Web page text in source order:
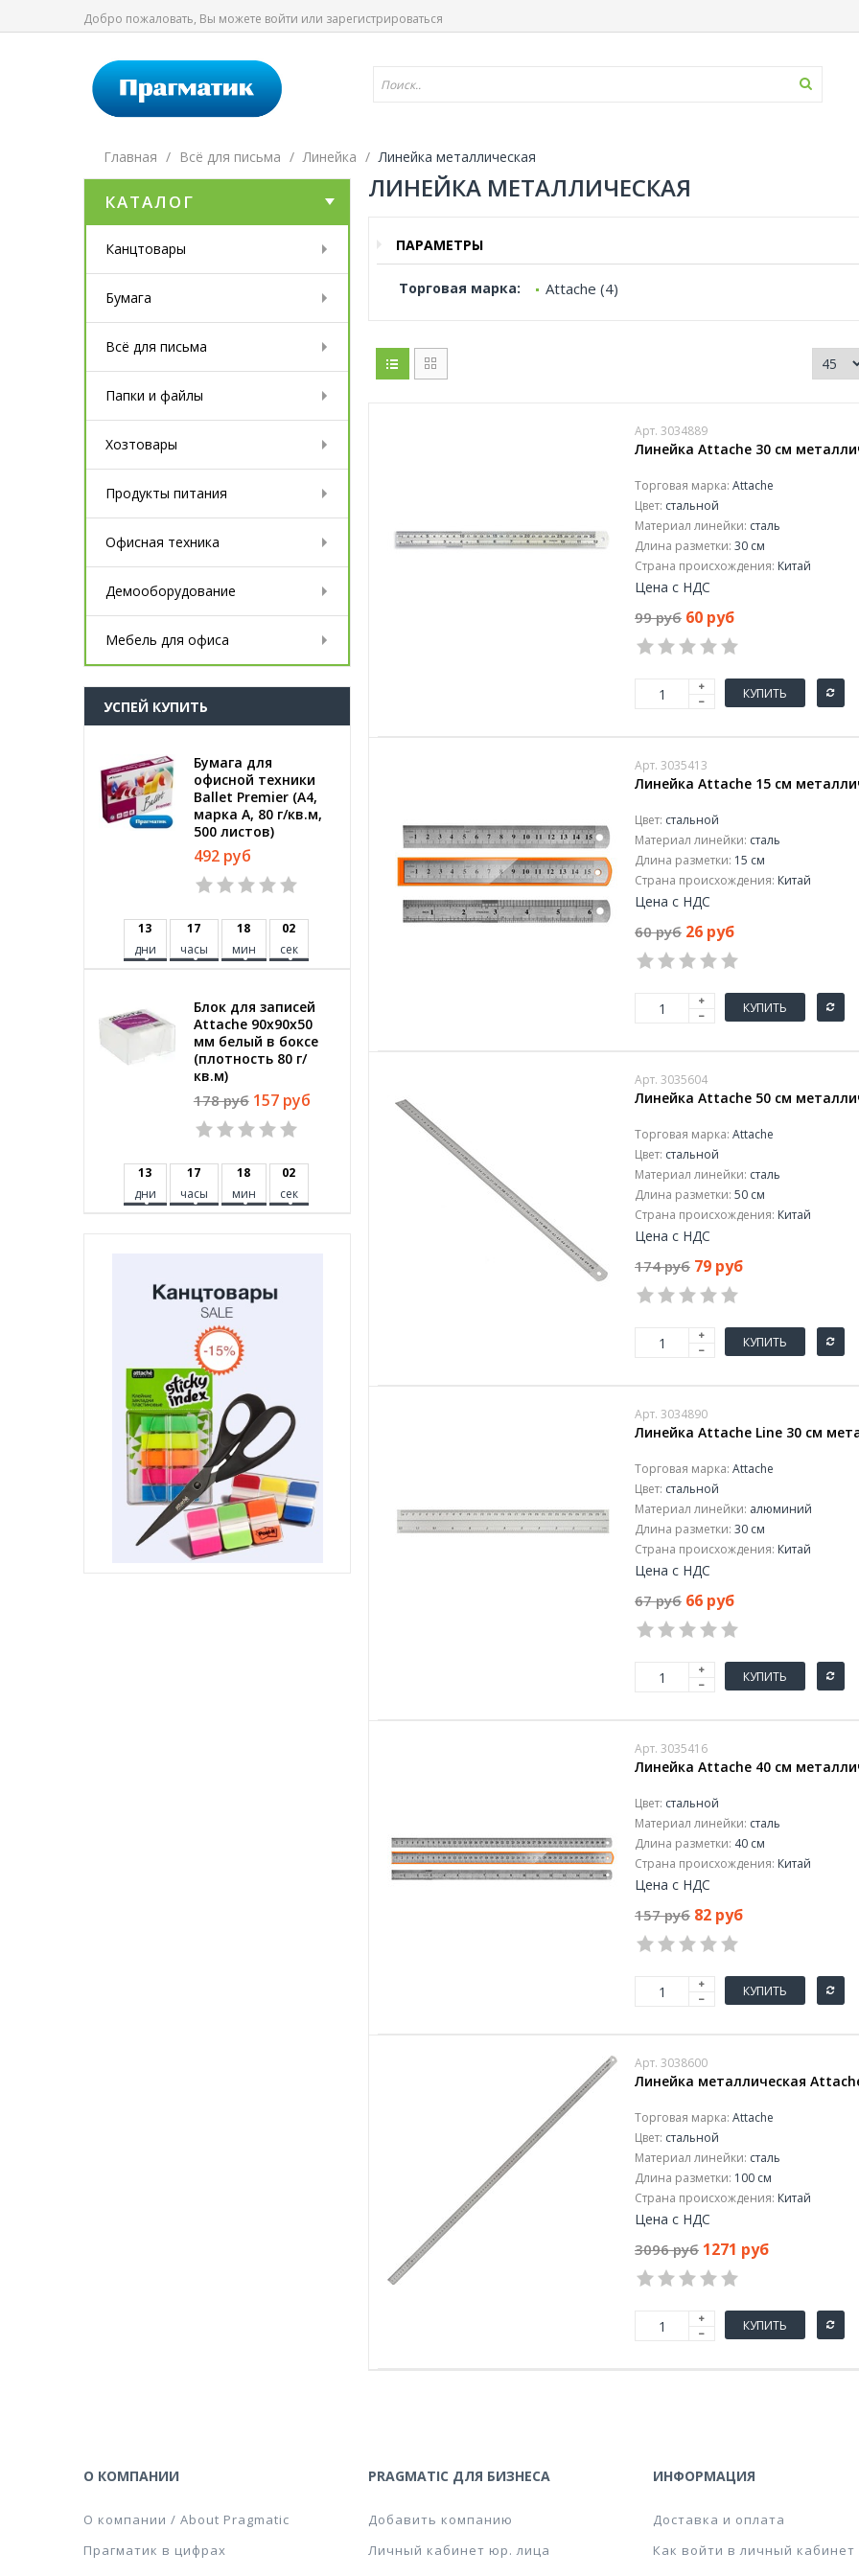
Добро пожаловать, Вы можете войти или зарегистрироваться
Главная Всё для письма Линейка Линейка металлическая
КАТАЛОГ
Канцтовары
Бумага
Всё для письма
Папки и файлы
Хозтовары
Продукты питания
Офисная техника
Демооборудование
Мебель для офиса
УСПЕЙ КУПИТЬ
Бумага для
офисной техники
Ballet Premier (А4,
марка A, 80 г/кв.м,
500 листов)
492 руб
13
дни
17
часы
18
мин
01
сек
Блок для записей
Attache 90x90x50
мм белый в боксе
(плотность 80 г/
кв.м)
178 руб 157 руб
13
дни
17
часы
18
мин
01
сек
ЛИНЕЙКА МЕТАЛЛИЧЕСКАЯ
ПАРАМЕТРЫ
Торговая марка: Attache (4)
Арт. 3034889
Линейка Attache 30 см
Торговая марка: Attache
Цвет: стальной
Материал линейки: сталь
Длина разметки: 30 см
Страна происхождения: Китай
Цена с НДС
99 руб 60 руб
КУПИТЬ
Арт. 3035413
Линейка Attache 15 см
Цвет: стальной
Материал линейки: сталь
Длина разметки: 15 см
Страна происхождения: Китай
Цена с НДС
60 руб 26 руб
КУПИТЬ
Арт. 3035604
Линейка Attache 50 см
Торговая марка: Attache
Цвет: стальной
Материал линейки: сталь
Длина разметки: 50 см
Страна происхождения: Китай
Цена с НДС
174 руб 79 руб
КУПИТЬ
Арт. 3034890
Линейка Attache Line 30 см
Торговая марка: Attache
Цвет: стальной
Материал линейки: алюминий
Длина разметки: 30 см
Страна происхождения: Китай
Цена с НДС
67 руб 66 руб
КУПИТЬ
Арт. 3035416
Линейка Attache 40 см
Цвет: стальной
Материал линейки: сталь
Длина разметки: 40 см
Страна происхождения: Китай
Цена с НДС
157 руб 82 руб
КУПИТЬ
Арт. 3038600
Линейка металлическая
Торговая марка: Attache
Цвет: стальной
Материал линейки: сталь
Длина разметки: 100 см
Страна происхождения: Китай
Цена с НДС
3096 руб 1271 руб
КУПИТЬ
О КОМПАНИИ
О компании / About Pragmatic
Прагматик в цифрах
PRAGMATIC ДЛЯ БИЗНЕСА
Добавить компанию
Личный кабинет юр. лица
ИНФОРМАЦИЯ
Доставка и оплата
Как войти в личный кабинет